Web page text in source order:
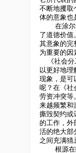
不断地攫取
体的意象也
在涂尔干
了道德价值
其意象的完
为重要的因
《社会分
以更好地
现象，是可
呢？在《社
劳资冲突等
来越频繁和
撕毁契约或
的工作，外
活的绝大部
之间充满猜
根源在哪